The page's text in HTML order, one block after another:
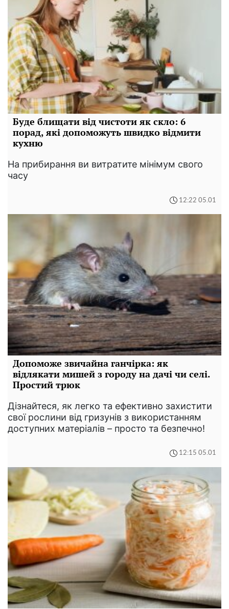
Буде блищати від чистоти як скло: 6
порад, які допоможуть швидко відмити
кухню
На прибирання ви витратите мінімум свого
часу
12:22 05.01
Допоможе звичайна ганчірка: як
відлякати мишей з городу на дачі чи селі.
Простий трюк
Дізнайтеся, як легко та ефективно захистити
свої рослини від гризунів з використанням
доступних матеріалів – просто та безпечно!
12:15 05.01